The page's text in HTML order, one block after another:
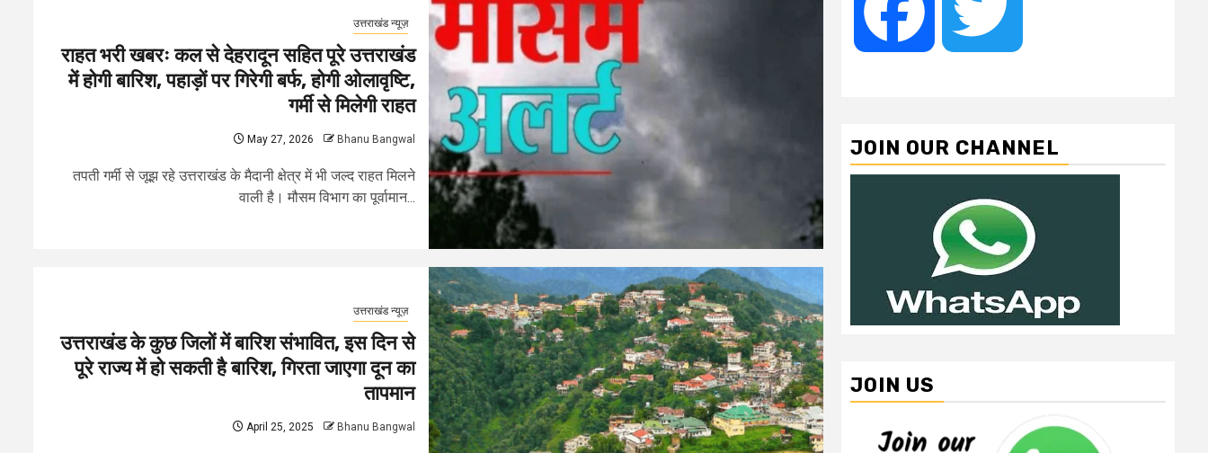
उत्तराखंड न्यूज़
राहत भरी खबरः कल से देहरादून सहित पूरे उत्तराखंड
में होगी बारिश, पहाड़ों पर गिरेगी बर्फ, होगी ओलावृष्टि,
गर्मी से मिलेगी राहत
May 27, 2026 Bhanu Bangwal
तपती गर्मी से जूझ रहे उत्तराखंड के मैदानी क्षेत्र में भी जल्द राहत मिलने
वाली है। मौसम विभाग का पूर्वामान...
उत्तराखंड न्यूज़
उत्तराखंड के कुछ जिलों में बारिश संभावित, इस दिन से
पूरे राज्य में हो सकती है बारिश, गिरता जाएगा दून का
तापमान
April 25, 2025 Bhanu Bangwal
Facebook
JOIN OUR CHANNEL
JOIN US